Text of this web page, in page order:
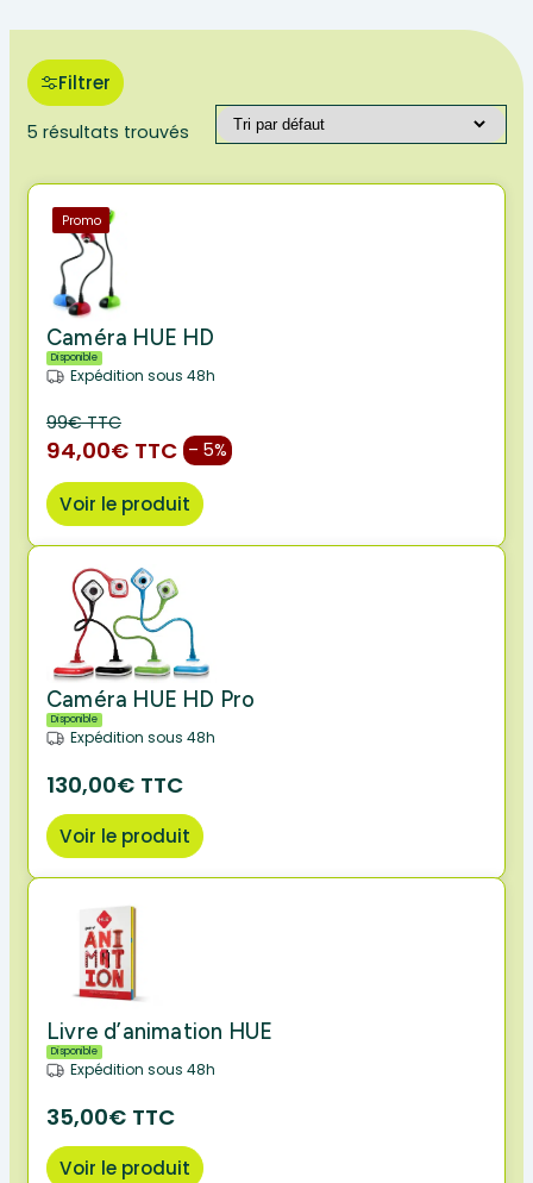
Filtrer
5 résultats trouvés
Promo
Caméra HUE HD
Disponible
Expédition sous 48h
99€ TTC
94,00€ TTC – 5%
Voir le produit
Caméra HUE HD Pro
Disponible
Expédition sous 48h
130,00€ TTC
Voir le produit
Livre d’animation HUE
Disponible
Expédition sous 48h
35,00€ TTC
Voir le produit